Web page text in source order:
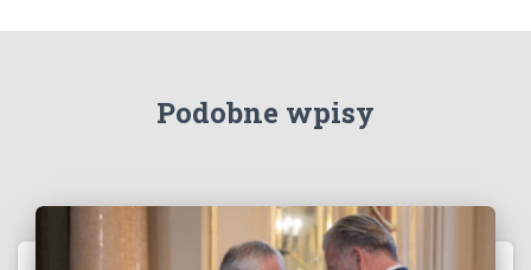
Podobne wpisy